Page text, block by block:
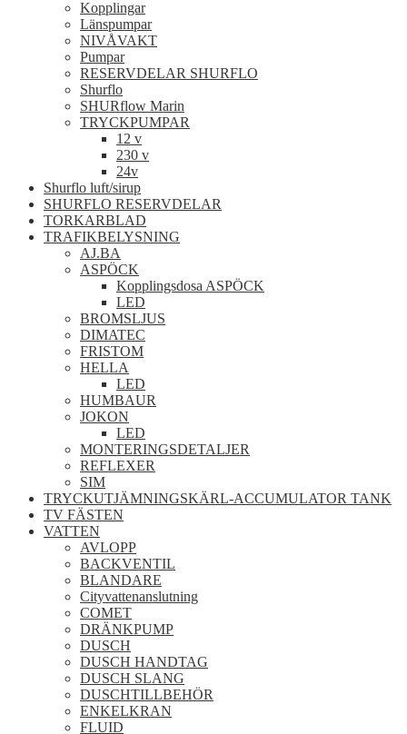
Kopplingar
Länspumpar
NIVÅVAKT
Pumpar
RESERVDELAR SHURFLO
Shurflo
SHURflow Marin
TRYCKPUMPAR
12 v
230 v
24v
Shurflo luft/sirup
SHURFLO RESERVDELAR
TORKARBLAD
TRAFIKBELYSNING
AJ.BA
ASPÖCK
Kopplingsdosa ASPÖCK
LED
BROMSLJUS
DIMATEC
FRISTOM
HELLA
LED
HUMBAUR
JOKON
LED
MONTERINGSDETALJER
REFLEXER
SIM
TRYCKUTJÄMNINGSKÄRL-ACCUMULATOR TANK
TV FÄSTEN
VATTEN
AVLOPP
BACKVENTIL
BLANDARE
Cityvattenanslutning
COMET
DRÄNKPUMP
DUSCH
DUSCH HANDTAG
DUSCH SLANG
DUSCHTILLBEHÖR
ENKELKRAN
FLUID